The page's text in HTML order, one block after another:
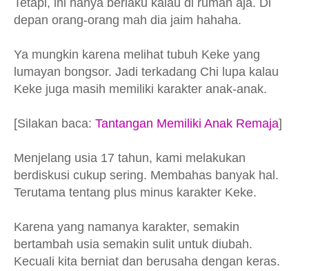
Tetapi, ini hanya berlaku kalau di rumah aja. Di
depan orang-orang mah dia jaim hahaha.
Ya mungkin karena melihat tubuh Keke yang
lumayan bongsor. Jadi terkadang Chi lupa kalau
Keke juga masih memiliki karakter anak-anak.
[Silakan baca: Tantangan Memiliki Anak Remaja]
Menjelang usia 17 tahun, kami melakukan
berdiskusi cukup sering. Membahas banyak hal.
Terutama tentang plus minus karakter Keke.
Karena yang namanya karakter, semakin
bertambah usia semakin sulit untuk diubah.
Kecuali kita berniat dan berusaha dengan keras.